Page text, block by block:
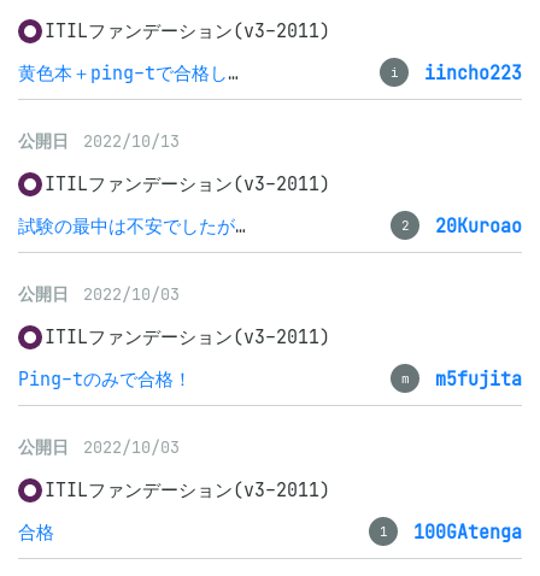
ITILファンデーション(v3-2011)
黄色本＋ping-tで合格しました
i iincho223
公開日 2022/10/13
ITILファンデーション(v3-2011)
試験の最中は不安でしたが、、
2 20Kuroao
公開日 2022/10/03
ITILファンデーション(v3-2011)
Ping-tのみで合格！
m m5fujita
公開日 2022/10/03
ITILファンデーション(v3-2011)
合格
1 100GAtenga